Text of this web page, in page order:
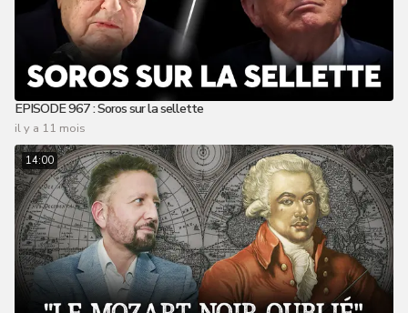
EPISODE 967 : Soros sur la sellette
il y a 11 mois
14:00